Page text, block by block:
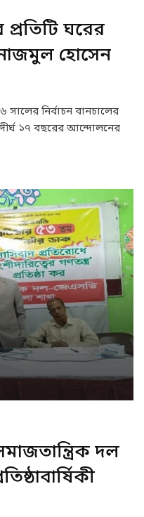
প্রতিটি ঘরের
হোসেন
সালের নির্বাচন বানচালের
দীর্ঘ ১৭ বছরের আন্দোলনের
দল